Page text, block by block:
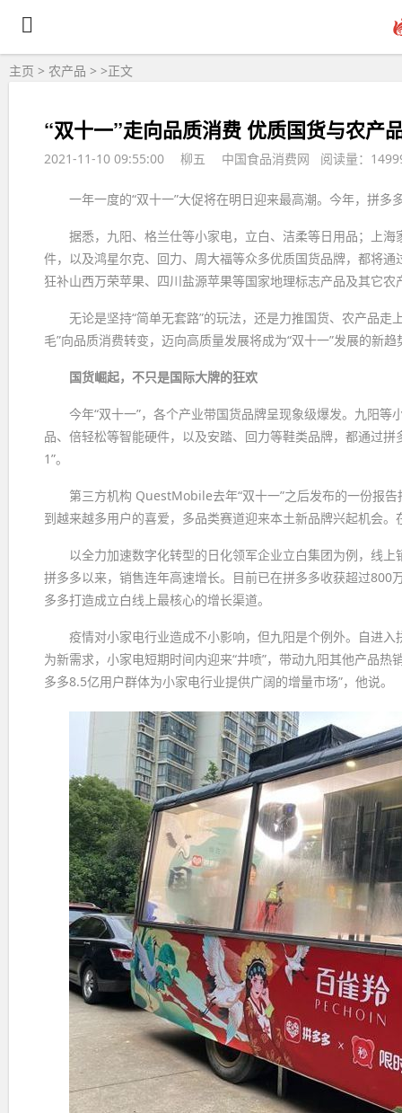
主页 > 农产品 > >正文
“双十一”走向品质消费 优质国货与农产
2021-11-10 09:55:00 柳五 中国食品消费网 阅读量：
一年一度的“双十一”大促将在明日迎来最高潮。今年，拼
据悉，九阳、格兰仕等小家电，立白、洁柔等日用品；上
件，以及鸿星尔克、回力、周大福等众多优质国货品牌，都将
狂补山西万荣苹果、四川盐源苹果等国家地理标志产品及其它
无论是坚持“简单无套路”的玩法，还是力推国货、农产品
毛”向品质消费转变，迈向高质量发展将成为“双十一”发展的新趋
国货崛起，不只是国际大牌的狂欢
今年“双十一”，各个产业带国货品牌呈现象级爆发。九阳
品、倍轻松等智能硬件，以及安踏、回力等鞋类品牌，都通过
1”。
第三方机构 QuestMobile去年“双十一”之后发布的一份报
到越来越多用户的喜爱，多品类赛道迎来本土新品牌兴起机会
以全力加速数字化转型的日化领军企业立白集团为例，线
拼多多以来，销售连年高速增长。目前已在拼多多收获超过
多多打造成立白线上最核心的增长渠道。
疫情对小家电行业造成不小影响，但九阳是个例外。自进
为新需求，小家电短期时间内迎来“井喷”，带动九阳其他产品
多多8.5亿用户群体为小家电行业提供广阔的增量市场”，他说。